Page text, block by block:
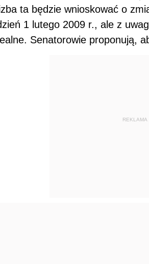
ta będzie wnioskować o
1 lutego 2009 r., ale z
Senatorowie proponują,
REKLAMA